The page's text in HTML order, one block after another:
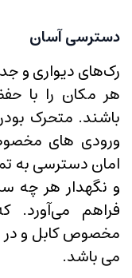
دسترسی آسان
هر مکان را با
باشند. متحرک
ورودی های
امان دسترسی به
فراهم می‌آورد.
می باشد.